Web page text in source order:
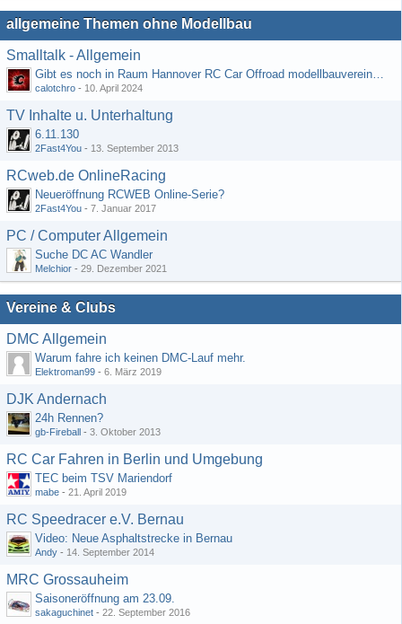
allgemeine Themen ohne Modellbau
Smalltalk - Allgemein
Gibt es noch in Raum Hannover RC Car Offroad modellbauvereine, habe selbst schon gegoogelt aber erfolglos
calotchro - 10. April 2024
TV Inhalte u. Unterhaltung
6.11.130
2Fast4You - 13. September 2013
RCweb.de OnlineRacing
Neueröffnung RCWEB Online-Serie?
2Fast4You - 7. Januar 2017
PC / Computer Allgemein
Suche DC AC Wandler
Melchior - 29. Dezember 2021
Vereine & Clubs
DMC Allgemein
Warum fahre ich keinen DMC-Lauf mehr.
Elektroman99 - 6. März 2019
DJK Andernach
24h Rennen?
gb-Fireball - 3. Oktober 2013
RC Car Fahren in Berlin und Umgebung
TEC beim TSV Mariendorf
mabe - 21. April 2019
RC Speedracer e.V. Bernau
Video: Neue Asphaltstrecke in Bernau
Andy - 14. September 2014
MRC Grossauheim
Saisoneröffnung am 23.09.
sakaguchinet - 22. September 2016